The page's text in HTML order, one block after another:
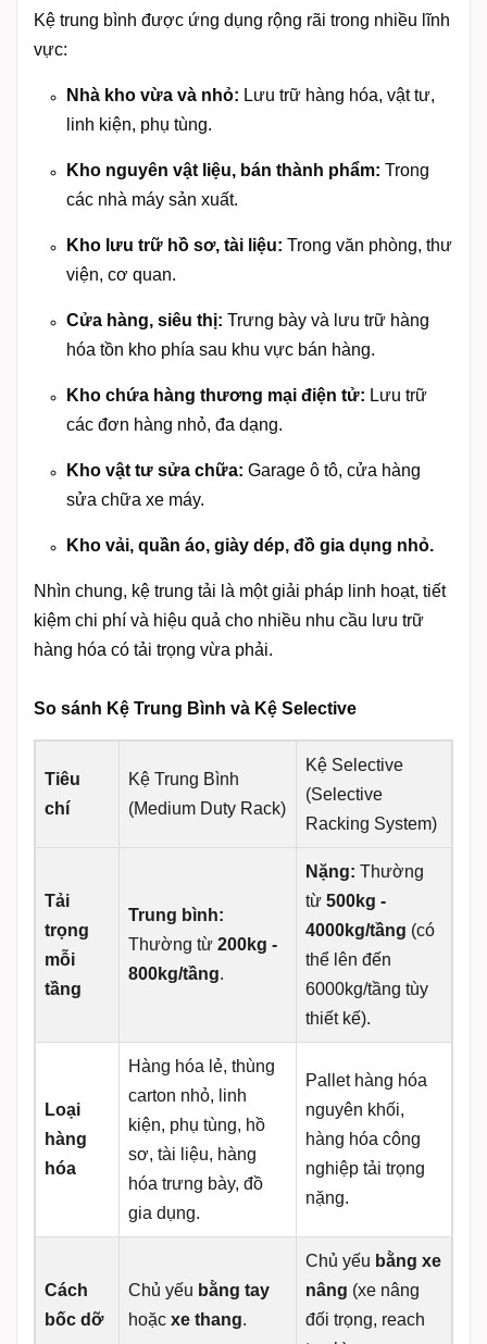
Kệ trung bình được ứng dụng rộng rãi trong nhiều lĩnh
vực:
Nhà kho vừa và nhỏ: Lưu trữ hàng hóa, vật tư,
linh kiện, phụ tùng.
Kho nguyên vật liệu, bán thành phẩm: Trong
các nhà máy sản xuất.
Kho lưu trữ hồ sơ, tài liệu: Trong văn phòng, thư
viện, cơ quan.
Cửa hàng, siêu thị: Trưng bày và lưu trữ hàng
hóa tồn kho phía sau khu vực bán hàng.
Kho chứa hàng thương mại điện tử: Lưu trữ
các đơn hàng nhỏ, đa dạng.
Kho vật tư sửa chữa: Garage ô tô, cửa hàng
sửa chữa xe máy.
Kho vải, quần áo, giày dép, đồ gia dụng nhỏ.
Nhìn chung, kệ trung tải là một giải pháp linh hoạt, tiết
kiệm chi phí và hiệu quả cho nhiều nhu cầu lưu trữ
hàng hóa có tải trọng vừa phải.
So sánh Kệ Trung Bình và Kệ Selective
Tiêu
chí
Kệ Trung Bình
(Medium Duty Rack)
Kệ Selective
(Selective
Racking System)
Tải
trọng
mỗi
tầng
Trung bình:
Thường từ 200kg -
800kg/tầng.
Nặng: Thường
từ 500kg -
4000kg/tầng (có
thể lên đến
6000kg/tầng tùy
thiết kế).
Loại
hàng
hóa
Hàng hóa lẻ, thùng
carton nhỏ, linh
kiện, phụ tùng, hồ
sơ, tài liệu, hàng
hóa trưng bày, đồ
gia dụng.
Pallet hàng hóa
nguyên khối,
hàng hóa công
nghiệp tải trọng
nặng.
Cách
bốc dỡ
Chủ yếu bằng tay
hoặc xe thang.
Chủ yếu bằng xe
nâng (xe nâng
đối trọng, reach